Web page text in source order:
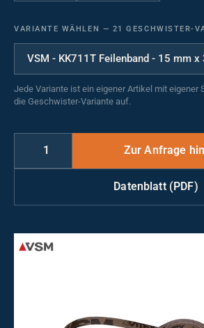
VARIANTE WÄHLEN — 21 GESCHWISTER-
Jede Variante ist ein eigener Artikel mit eigener
die Geschwister-Variante auf.
Datenblatt (PDF)